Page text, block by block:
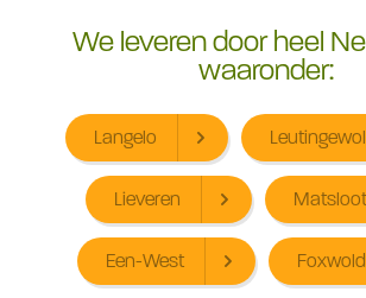
We leveren door heel
waaronder:
Langelo
Lieveren Matsloot
Een-West